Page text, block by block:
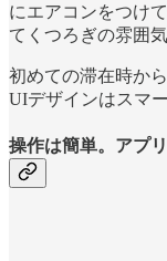
にエアコンをつけ
てくつろぎの雰囲
初めての滞在時か
UIデザインはスマ
操作は簡単。アプ